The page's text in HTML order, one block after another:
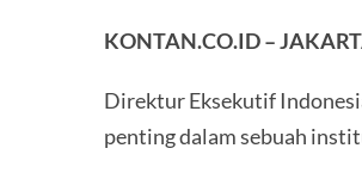
KONTAN.CO.ID –
Direktur Eksekutif
penting dalam sebuah